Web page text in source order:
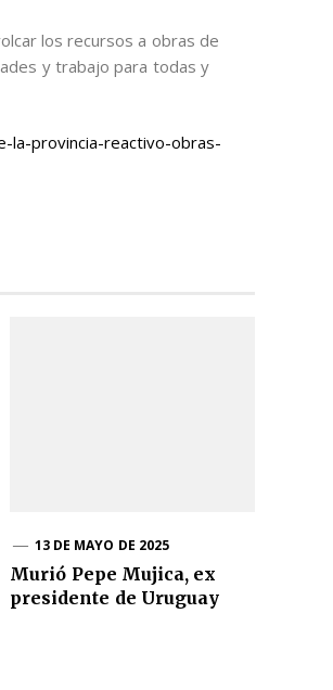
los recursos a obras de
y trabajo para todas y
la-provincia-reactivo-obras-
13 DE MAYO DE 2025
Murió Pepe Mujica, ex
presidente de Uruguay